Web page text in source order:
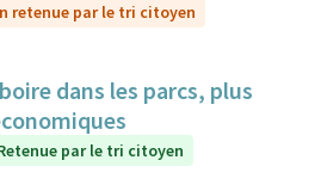
retenue par le tri citoyen
dans les parcs, plus
par le tri citoyen